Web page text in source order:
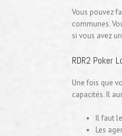
Vous pouvez
communes.
si vous avez
RDR2 Poker
Une fois que
capacités. Il
Il faut
Les